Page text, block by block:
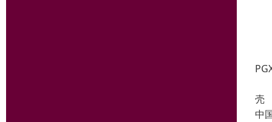
壳
中